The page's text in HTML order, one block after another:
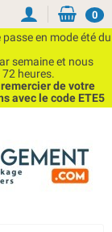
passe en mode été du
semaine et nous
heures.
de votre
avec le code ETE5
0